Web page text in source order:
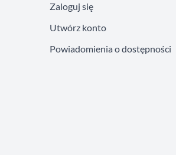
Zaloguj się
Utwórz konto
Powiadomienia o dostępności